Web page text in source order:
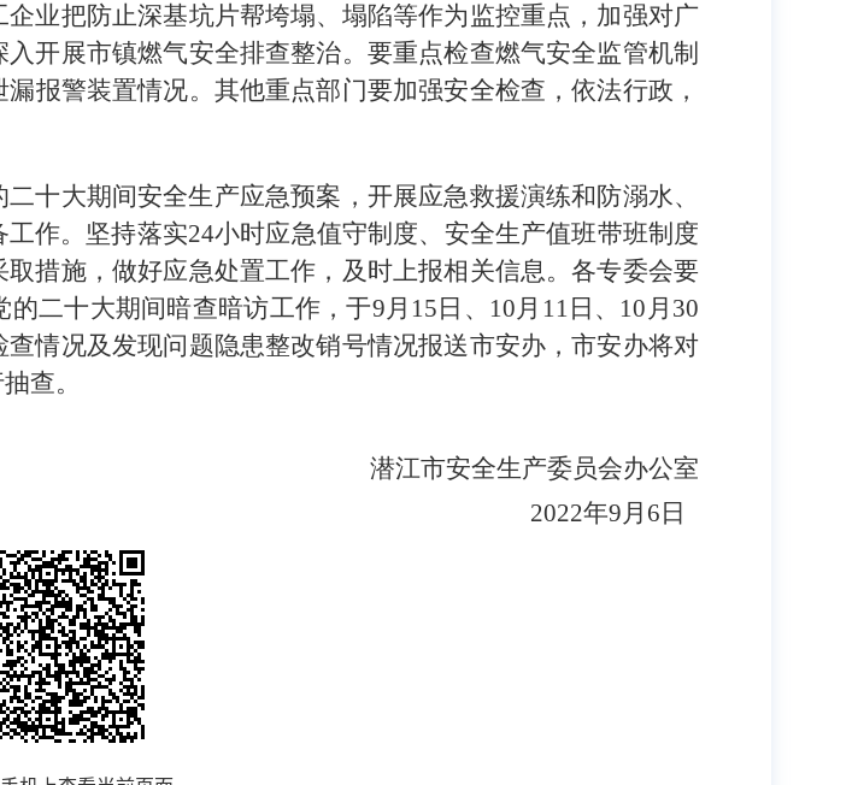
业把防止深基坑片帮垮塌、塌陷等作为监控重点，加强对广
开展市镇燃气安全排查整治。要重点检查燃气安全监管机制
报警装置情况。其他重点部门要加强安全检查，依法行政，
十大期间安全生产应急预案，开展应急救援演练和防溺水、
作。坚持落实24小时应急值守制度、安全生产值班带班制度
措施，做好应急处置工作，及时上报相关信息。各专委会要
二十大期间暗查暗访工作，于9月15日、10月11日、10月30
情况及发现问题隐患整改销号情况报送市安办，市安办将对
查。
潜江市安全生产委员会办公室
2022年9月6日